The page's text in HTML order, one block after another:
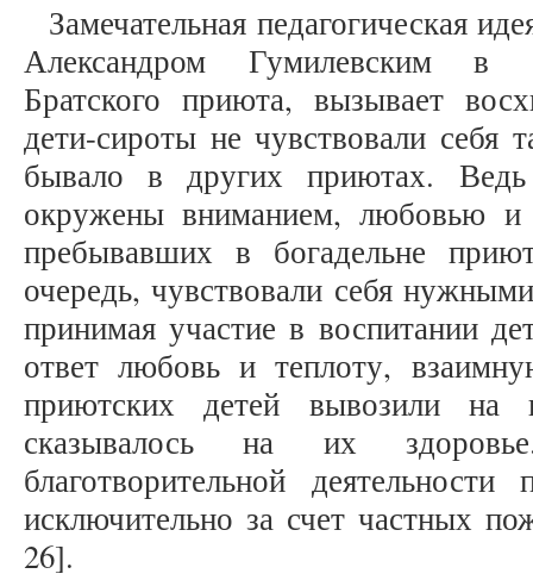
Замечательная педагогическая
Александром Гумилевским в
Братского приюта, вызывает
дети-сироты не чувствовали себя
бывало в других приютах.
окружены вниманием, любовью
пребывавших в богадельне
очередь, чувствовали себя
принимая участие в воспитании
ответ любовь и теплоту,
приютских детей вывозили на
сказывалось на их
благотворительной
исключительно за счет частных
26].